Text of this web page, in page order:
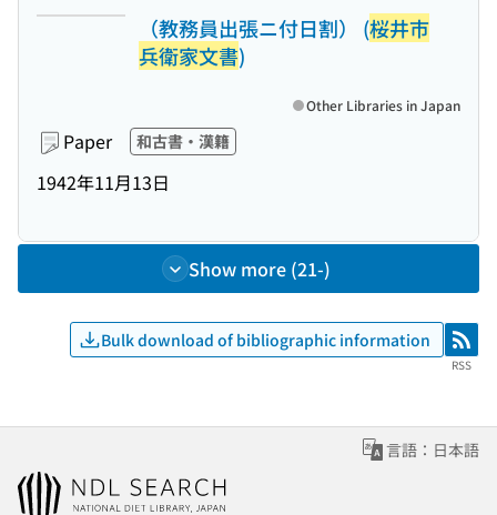
（教務員出張ニ付日割） (桜井市
兵衛家文書)
Paper 和古書・漢籍
1942年11月13日
Other Libraries in Japan
Show more (21-)
Bulk download of bibliographic information RSS
RSS
言語：日本語